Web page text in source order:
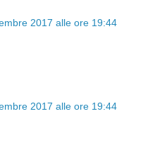
2017 alle ore 19:44
2017 alle ore 19:44